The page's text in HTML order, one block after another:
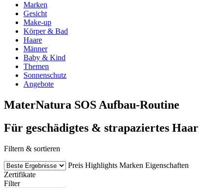
Marken
Gesicht
Make-up
Körper & Bad
Haare
Männer
Baby & Kind
Themen
Sonnenschutz
Angebote
MaterNatura SOS Aufbau-Routine
Für geschädigtes & strapaziertes Haar
Filtern & sortieren
Preis Highlights Marken Eigenschaften
Zertifikate
Filter